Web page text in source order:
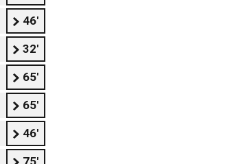
46'
32'
65'
65'
46'
75'